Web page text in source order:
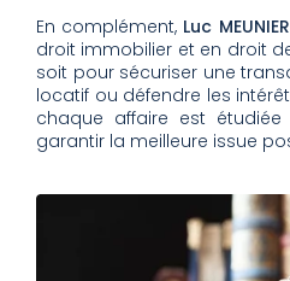
En complément, Luc MEUNIER
droit immobilier et en droit
soit pour sécuriser une
locatif ou défendre les
chaque affaire est
garantir la meilleure issue